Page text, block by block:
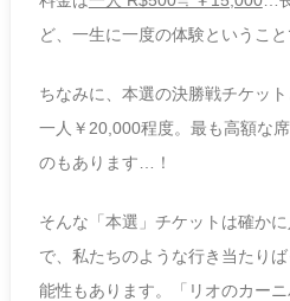
ど、一生に一度の体験ということ
ちなみに、本選の決勝戦チケッ
一人￥20,000程度。最も高額な
のもあります…！
そんな「本選」チケットは確か
で、私たちのような行き当たり
能性もあります。「リオのカー